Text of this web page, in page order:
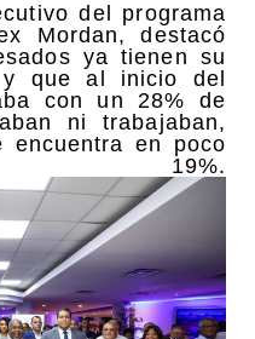
del programa
Mordan, destacó
ya tienen su
y que al inicio del
con un 28% de
ni trabajaban,
encuentra en poco
19%.